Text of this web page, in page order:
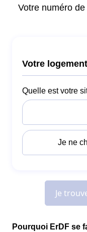
Pourquoi ErDF se